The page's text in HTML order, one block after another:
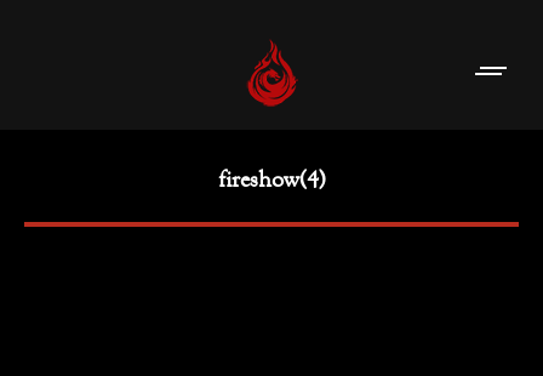
fireshow(4)